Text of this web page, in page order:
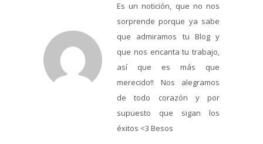
Es un notición, que no nos
sorprende porque ya sabe
que admiramos tu Blog y
que nos encanta tu trabajo,
así que es más que
merecido!! Nos alegramos
de todo corazón y por
supuesto que sigan los
éxitos <3 Besos